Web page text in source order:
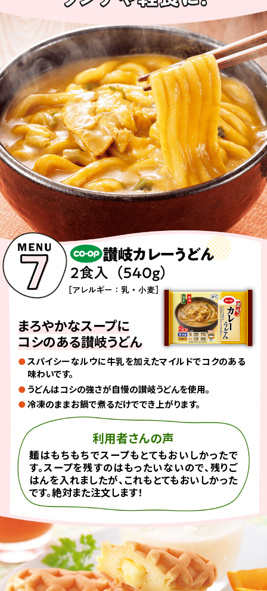
まろやかなスープに
コシのある讃岐うどん
スパイシーなルウに牛乳を加えたマイルドでコクのある
味わいです。
うどんはコシの強さが自慢の讃岐うどんを使用。
冷凍のままお鍋で煮るだけででき上がります。
利用者さんの声
麺はもちもちでスープもとてもおいしかったで
す。スープを残すのはもったいないので、残りご
はんを入れましたが、これもとてもおいしかった
です。絶対また注文します！